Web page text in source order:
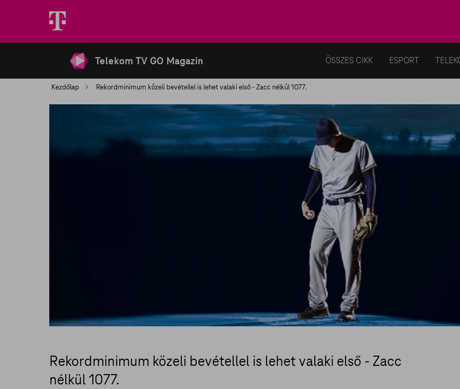
Telekom TV GO Magazin ÖSSZES CIKK ESPORT
Kezdőlap Rekordminimum közeli bevétellel is lehet valaki első - Zacc nélkül 1077.
Rekordminimum közeli bevétellel is lehet valaki első - Zacc
nélkül 1077.